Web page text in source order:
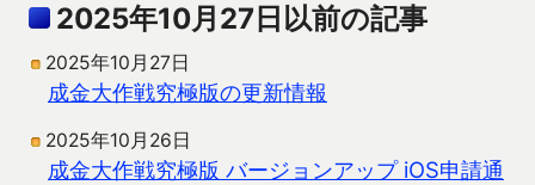
2025年10月27日以前の記事
2025年10月27日
成金大作戦究極版の更新情報
2025年10月26日
成金大作戦究極版 バージョンアップ iOS申請通